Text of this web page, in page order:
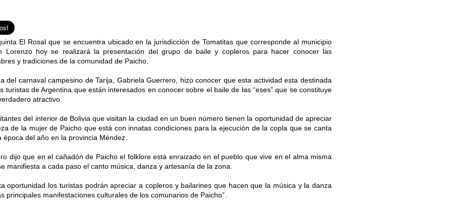
El Rosal que se encuentra ubicado en la jurisdicción de Tomatitas que corresponde al municipio
Lorenzo hoy se realizará la presentación del grupo de baile y copleros para hacer conocer las
y tradiciones de la comunidad de Paicho.
del carnaval campesino de Tarija, Gabriela Guerrero, hizo conocer que esta actividad esta destinada
turistas de Argentina que están interesados en conocer sobre el baile de las “eses” que se constituye
atractivo.
del interior de Bolivia que visitan la ciudad en un buen número tienen la oportunidad de apreciar
de la mujer de Paicho que está con innatas condiciones para la ejecución de la copla que se canta
época del año en la provincia Méndez.
dijo que en el cañadón de Paicho el folklore está enraizado en el pueblo que vive en el alma misma
manifiesta a cada paso el canto música, danza y artesanía de la zona.
oportunidad los turistas podrán apreciar a copleros y bailarines que hacen que la música y la danza
principales manifestaciones culturales de los comunarios de Paicho”.